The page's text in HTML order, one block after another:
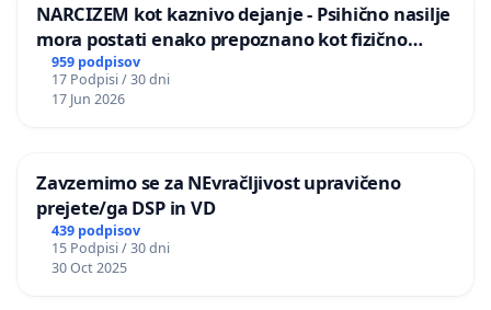
NARCIZEM kot kaznivo dejanje - Psihično nasilje
mora postati enako prepoznano kot fizično
nasilje
959 podpisov
17 Podpisi / 30 dni
17 Jun 2026
Zavzemimo se za NEvračljivost upravičeno
prejete/ga DSP in VD
439 podpisov
15 Podpisi / 30 dni
30 Oct 2025